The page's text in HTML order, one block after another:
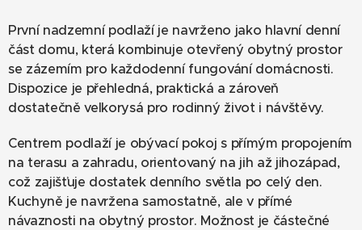
První nadzemní podlaží je navrženo jako hlavní denní
část domu, která kombinuje otevřený obytný prostor
se zázemím pro každodenní fungování domácnosti.
Dispozice je přehledná, praktická a zároveň
dostatečně velkorysá pro rodinný život i návštěvy.
Centrem podlaží je obývací pokoj s přímým propojením
na terasu a zahradu, orientovaný na jih až jihozápad,
což zajišťuje dostatek denního světla po celý den.
Kuchyně je navržena samostatně, ale v přímé
návaznosti na obytný prostor. Možnost je částečné